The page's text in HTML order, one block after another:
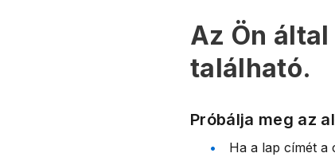
Az Ön
található.
Próbálja meg az
Ha a lap címét a